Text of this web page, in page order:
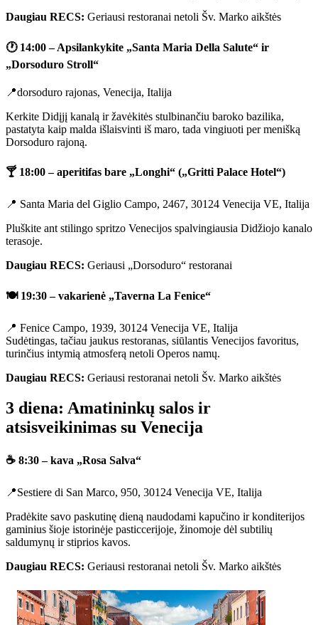
Daugiau RECS: Geriausi restoranai netoli Šv. Marko aikštės
🕐14:00 – Apsilankykite „Santa Maria Della Salute“ ir
„Dorsoduro Stroll“
📍dorsoduro rajonas, Venecija, Italija
Kerkite Didįjį kanalą ir žavėkitės stulbinančiu baroko bazilika,
pastatyta kaip malda išlaisvinti iš maro, tada vingiuoti per menišką
Dorsoduro rajoną.
🍸 18:00 – aperitifas bare „Longhi“ („Gritti Palace Hotel“)
📍 Santa Maria del Giglio Campo, 2467, 30124 Venecija VE, Italija
Pluškite ant stilingo spritzo Venecijos spalvingiausia Didžiojo kanalo
terasoje.
Daugiau RECS: Geriausi „Dorsoduro“ restoranai
🍽️ 19:30 – vakarienė „Taverna La Fenice“
📍 Fenice Campo, 1939, 30124 Venecija VE, Italija
Sudėtingas, tačiau jaukus restoranas, siūlantis Venecijos favoritus,
turinčius intymią atmosferą netoli Operos namų.
Daugiau RECS: Geriausi restoranai netoli Šv. Marko aikštės
3 diena: Amatininkų salos ir
atsisveikinimas su Venecija
☕ 8:30 – kava „Rosa Salva“
📍Sestiere di San Marco, 950, 30124 Venecija VE, Italija
Pradėkite savo paskutinę dieną naudodami kapučino ir konditerijos
gaminius šioje istorinėje pasticcerijoje, žinomoje dėl subtilių
saldumynų ir stiprios kavos.
Daugiau RECS: Geriausi restoranai netoli Šv. Marko aikštės